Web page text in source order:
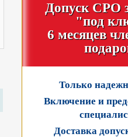
Допуск СРО
"под
6 месяцев
Только
Включение и
Доставка